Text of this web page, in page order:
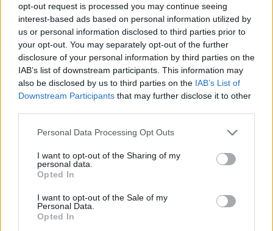
opt-out request is processed you may continue seeing
interest-based ads based on personal information utilized by
us or personal information disclosed to third parties prior to
your opt-out. You may separately opt-out of the further
disclosure of your personal information by third parties on the
IAB’s list of downstream participants. This information may
also be disclosed by us to third parties on the IAB’s List of
Downstream Participants that may further disclose it to other
Personal Data Processing Opt Outs
I want to opt-out of the Sharing of my
personal data.
Opted In
I want to opt-out of the Sale of my
Personal Data.
Opted In
τεμαχίζει τον ψυχισμό μας
Ο Zade και ο Ekelon μεταξύ άλλων μιλούν
στο Olafaq για την δημιουργική ελευθερία
που βρίσκεται στον συγκερασμό ετερόκλιτων
πραγμάτων, αλλά και για το μέλλον της
ηλεκτρονικής σκηνής.